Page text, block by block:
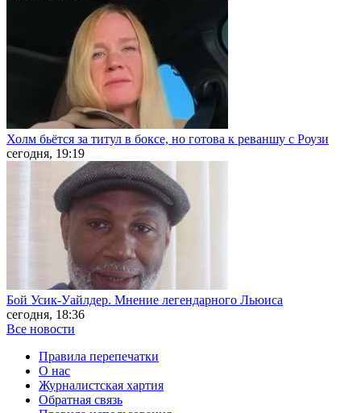
Холм бьётся за титул в боксе, но готова к реваншу с Роузи
сегодня, 19:19
Бой Усик-Уайлдер. Мнение легендарного Льюиса
сегодня, 18:36
Все новости
Правила перепечатки
О нас
Журналистская хартия
Обратная связь